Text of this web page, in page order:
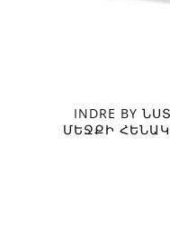
INDRE BY
ՄԵՋՔԻ